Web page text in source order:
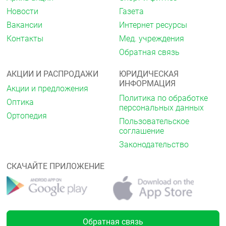
крышка и носик должны быть сухими. После
использования закройте тубу крышкой. Хранить в
недоступном для детей месте. Не используйте
крем, если целостность упаковки нарушена.
Хранить при температуре не выше 30 °С в
недоступном для детей месте.
Срок годности
3 года.
Новости
Вакансии
Контакты
Газета
Интернет ресурсы
Мед. учреждения
Обратная связь
АКЦИИ И РАСПРОДАЖИ
Акции и предложения
Оптика
Ортопедия
ЮРИДИЧЕСКАЯ
ИНФОРМАЦИЯ
Политика по обработке
персональных данных
Пользовательское
соглашение
Законодательство
СКАЧАЙТЕ ПРИЛОЖЕНИЕ
Обратная связь